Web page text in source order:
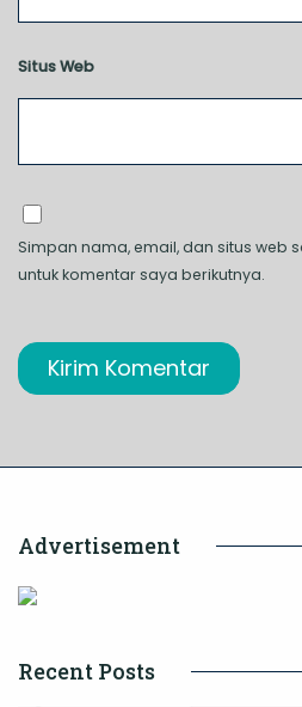
Situs Web
Simpan nama, email, dan situs web
untuk komentar saya berikutnya.
Advertisement
Recent Posts